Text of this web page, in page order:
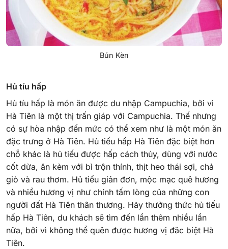
Bún Kèn
Hủ tíu hấp
Hủ tíu hấp là món ăn được du nhập Campuchia, bởi vì
Hà Tiên là một thị trấn giáp với Campuchia. Thế nhưng
có sự hòa nhập đến mức có thể xem như là một món ăn
đặc trưng ở Hà Tiên. Hủ tiếu hấp Hà Tiên đặc biệt hơn
chỗ khác là hủ tiếu được hấp cách thủy, dùng với nước
cốt dừa, ăn kèm với bì trộn thính, thịt heo thái sợi, chả
giò và rau thơm. Hủ tiếu giản đơn, mộc mạc quê hương
và nhiều hương vị như chính tấm lòng của những con
người đất Hà Tiên thân thương. Hãy thưởng thức hủ tiếu
hấp Hà Tiên, du khách sẽ tìm đến lần thêm nhiều lần
nữa, bởi vì không thể quên được hương vị đăc biệt Hà
Tiên.